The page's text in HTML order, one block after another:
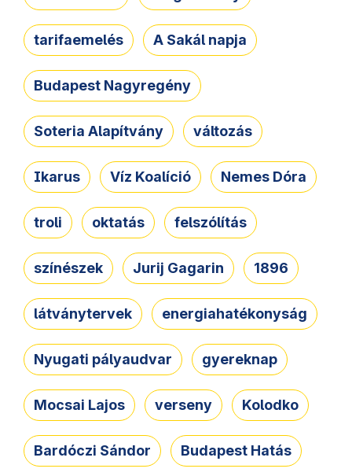
tarifaemelés A Sakál napja
Budapest Nagyregény
Soteria Alapítvány változás
Ikarus Víz Koalíció Nemes Dóra
troli oktatás felszólítás
színészek Jurij Gagarin 1896
látványtervek energiahatékonyság
Nyugati pályaudvar gyereknap
Mocsai Lajos verseny Kolodko
Bardóczi Sándor Budapest Hatás